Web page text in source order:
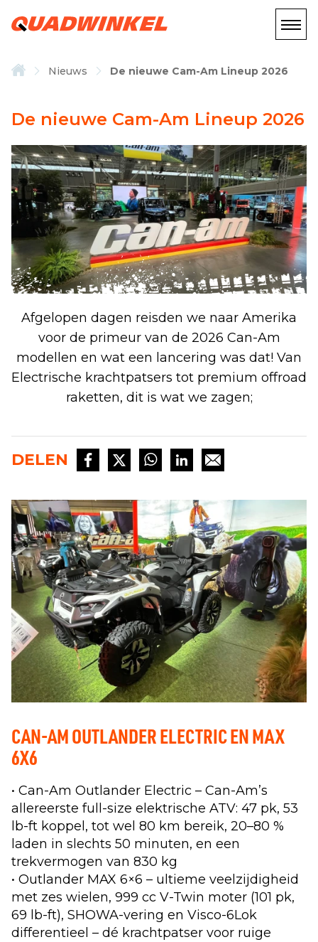
Nieuws De nieuwe Cam-Am Lineup 2026
De nieuwe Cam-Am Lineup 2026
Afgelopen dagen reisden we naar Amerika
voor de primeur van de 2026 Can-Am
modellen en wat een lancering was dat! Van
Electrische krachtpatsers tot premium offroad
raketten, dit is wat we zagen;
DELEN
CAN-AM OUTLANDER ELECTRIC EN MAX
6X6
• Can-Am Outlander Electric – Can-Am’s
allereerste full-size elektrische ATV: 47 pk, 53
lb-ft koppel, tot wel 80 km bereik, 20–80 %
laden in slechts 50 minuten, en een
trekvermogen van 830 kg
• Outlander MAX 6×6 – ultieme veelzijdigheid
met zes wielen, 999 cc V-Twin moter (101 pk,
69 lb-ft), SHOWA-vering en Visco-6Lok
differentieel – dé krachtpatser voor ruige